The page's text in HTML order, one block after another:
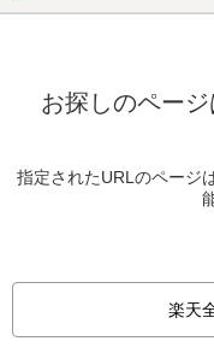
お探しのページ
指定されたURLのページ
楽天